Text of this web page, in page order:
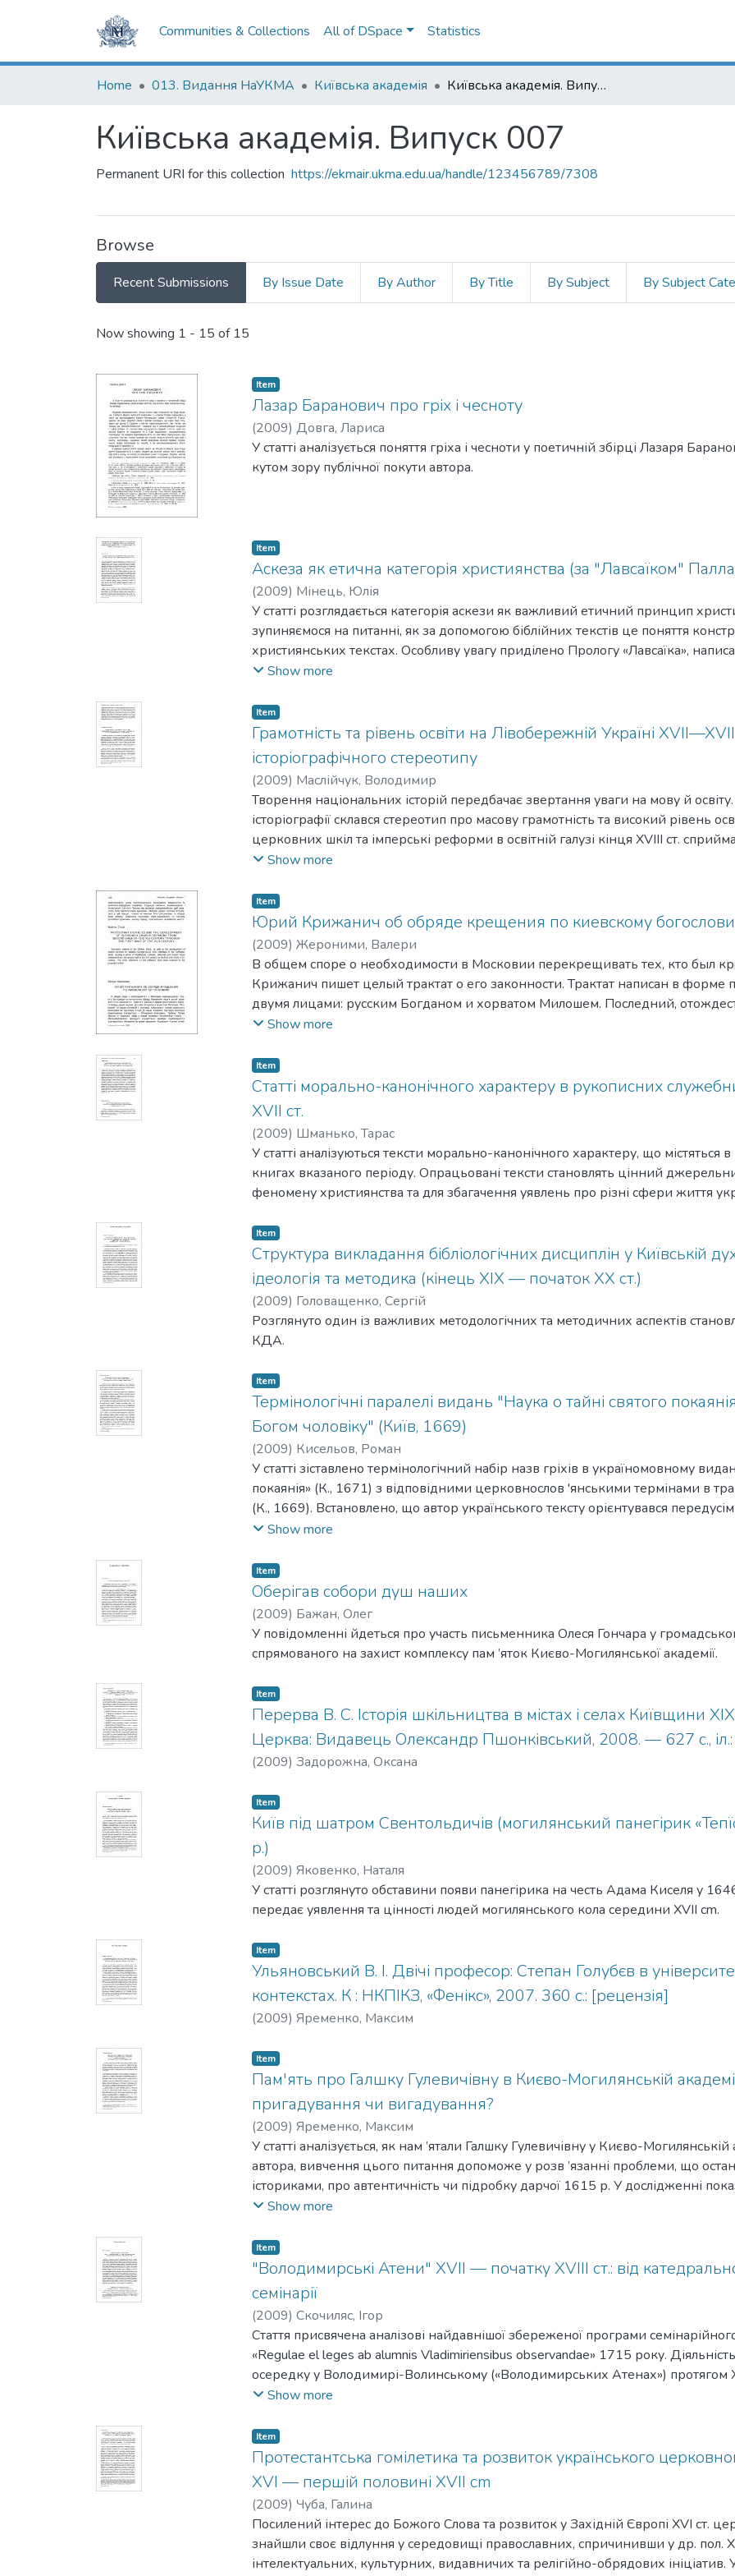
Communities & Collections All of DSpace Statistics
Home 013. Видання НаУКМА Київська академія Київська академія. Випуск 007
Київська академія. Випуск 007
Permanent URI for this collection https://ekmair.ukma.edu.ua/handle/123456789/7308
Browse
Recent Submissions By Issue Date By Author By Title By Subject By Subject
Recent Submissions
Now showing 1 - 15 of 15
Item
Лазар Баранович про гріх і чесноту
(2009) Довга, Лариса
У статті аналізується поняття гріха і чесноти у поетичній збірці Лазаря
кутом зору публічної покути автора.
Item
Аскеза як етична категорія християнства (за "Лавсаїком"
(2009) Мінець, Юлія
У статті розглядається категорія аскези як важливий етичний принцип
зупиняємося на питанні, як за допомогою біблійних текстів це поняття
християнських текстах. Особливу увагу приділено Прологу «Лавсаїка»,
Еленопольським, що розвиває та пояснює ідею аскези; біблійні цитати та
дотримання Закону не є таким важливим, як особиста віра, хоча він і
стриманим у всьому. Видається, що головним джерелом концепції та ідей для
«Моральні правила» Василія Кесарійського. Міра впливу цього тексту на
описана через поняття інтертекстуальності. Більше того, Пролог орієнтований
наполегливий заклик до суворого аскетизму тут не простежується. Таким
джерело ідей «Моральні правила» Василія Кесарійського, звернені до
переадресовує цю аргументацію аскетизму світській особі. Автор «Лавсаїка»
з християнською етикою аскетизм є бажаною рисою життя праведного
Show more
Item
Грамотність та рівень освіти на Лівобережній Україні
історіографічного стереотипу
(2009) Маслійчук, Володимир
Творення національних історій передбачає звертання уваги на мову й
історіографії склався стереотип про масову грамотність та високий рівень
церковних шкіл та імперські реформи в освітній галузі кінця XVIII ст.
Однак українські історики для вивчення проблематики XVIII ст. брали за
імперії. Історія освіти на українських землях потребує чергового
Show more
Item
Юрий Крижанич об обряде крещения по киевскому
(2009) Жероними, Валери
В общем споре о необходимости в Московии перекрещивать тех, кто был
Крижанич пишет целый трактат о его законности. Трактат написан в форме
двумя лицами: русским Богданом и хорватом Милошем. Последний,
показывает знание морального богословия от греческих отцов до новых
человеку" Иннокентия Гизеля, — Милош/Крижанич приводит конкретные
трехкратного обливания во время крещения. Крижанич также отмечает,
украинцев, живущих в тогдашней Москве, были крещены по римско-
написал свой трактат в 1666—1667 гг. во время ссылки в Тобольске.
Show more
Item
Статті морально-канонічного характеру в рукописних
XVII ст.
(2009) Шманько, Тарас
У статті аналізуються тексти морально-канонічного характеру, що
книгах вказаного періоду. Опрацьовані тексти становлять цінний
феномену християнства та для збагачення уявлень про різні сфери життя
Item
Структура викладання бібліологічних дисциплін у Київській
ідеологія та методика (кінець XIX — початок XX ст.)
(2009) Головащенко, Сергій
Розглянуто один із важливих методологічних та методичних аспектів
КДА.
Item
Термінологічні паралелі видань "Наука о тайні святого
Богом чоловіку" (Київ, 1669)
(2009) Кисельов, Роман
У статті зіставлено термінологічний набір назв гріхів в україномовному
покаянія» (К., 1671) з відповідними церковнослов 'янськими термінами в
(К., 1669). Встановлено, що автор українського тексту орієнтувався передусім
модель.
Show more
Item
Оберігав собори душ наших
(2009) Бажан, Олег
У повідомленні йдеться про участь письменника Олеся Гончара у
спрямованого на захист комплексу пам ’яток Києво-Могилянської академії.
Item
Перерва В. С. Історія шкільництва в містах і селах Київщини
Церква: Видавець Олександр Пшонківський, 2008. — 627 с., іл.:
(2009) Задорожна, Оксана
Item
Київ під шатром Свентольдичів (могилянський панегірик
р.)
(2009) Яковенко, Наталя
У статті розглянуто обставини появи панегірика на честь Адама Киселя у
передає уявлення та цінності людей могилянського кола середини XVII cm.
Item
Ульяновський В. І. Двічі професор: Степан Голубєв в
контекстах. К : НКПІКЗ, «Фенікс», 2007. 360 с.: [рецензія]
(2009) Яременко, Максим
Item
Пам'ять про Галшку Гулевичівну в Києво-Могилянській академії
пригадування чи вигадування?
(2009) Яременко, Максим
У статті аналізується, як нам ’ятали Галшку Гулевичівну у Києво-
автора, вивчення цього питання допоможе у розв ’язанні проблеми, що
істориками, про автентичність чи підробку дарчої 1615 р. У дослідженні
згадки про шляхтянку як фундаторку «шкіл», а також зроблено спробу
Show more
Item
"Володимирські Атени" XVII — початку XVIII ст.: від
семінарії
(2009) Скочиляс, Ігор
Стаття присвячена аналізові найдавнішої збереженої програми
«Regulae el leges ab alumnis Vladimiriensibus observandae» 1715 року.
осередку у Володимирі-Волинському («Володимирських Атенах») протягом
ширші тенденції в тогочасному розвиткові Київської митрополії. їхньою
в контексті «віднайдення» й «конструювання » русинами свого
культурна програма Володимирської єпархіальної семінарії виразно
формування в українсько-білоруських землях нової конфесійної моделі
покликана легітимізувати
ті культурні, соціальні й релігійні інновації в Київській унійній митрополії,
провінційний собор 1720 р. та які можна окреслити поняттям руське
Запропонований у статті концепт може бути корисний для деконструкції
України доби Руїни, порівняльного аналізу соціокультурного розвитку
Show more
Item
Протестантська гомілетика та розвиток українського
XVI — першій половині XVII cm
(2009) Чуба, Галина
Посилений інтерес до Божого Слова та розвиток у Західній Європі XVI ст.
знайшли своє відлуння у середовищі православних, спричинивши у др. пол.
інтелектуальних, культурних, видавничих та релігійно-обрядових ініціатив. У